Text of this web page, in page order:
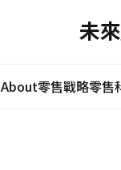
未
About零售戰略零售